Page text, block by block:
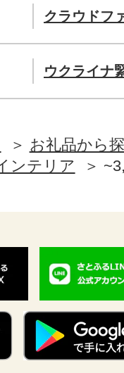
クラウドフ
ウクライナ
お礼品から
ンテリア